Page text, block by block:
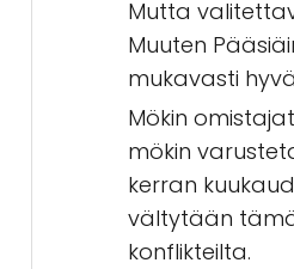
Mutta
Muuten
mukavasti
Mökin
mökin
kerran
vältytään
konflikteilta.